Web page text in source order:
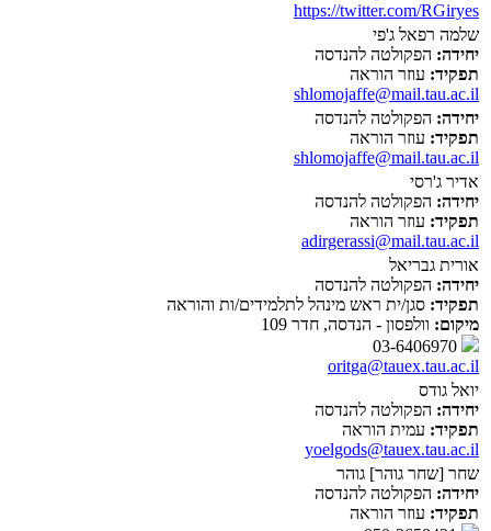
https://twitter.com/RGiryes
שלמה רפאל ג'פי
יחידה: הפקולטה להנדסה
תפקיד: עוזר הוראה
shlomojaffe@mail.tau.ac.il
יחידה: הפקולטה להנדסה
תפקיד: עוזר הוראה
shlomojaffe@mail.tau.ac.il
אדיר ג'רסי
יחידה: הפקולטה להנדסה
תפקיד: עוזר הוראה
adirgerassi@mail.tau.ac.il
אורית גבריאל
יחידה: הפקולטה להנדסה
תפקיד: סגן/ית ראש מינהל לתלמידים/ות והוראה
מיקום: וולפסון - הנדסה, חדר 109
oritga@tauex.tau.ac.il
יואל גודס
יחידה: הפקולטה להנדסה
תפקיד: עמית הוראה
yoelgods@tauex.tau.ac.il
שחר [שחר גוהר] גוהר
יחידה: הפקולטה להנדסה
תפקיד: עוזר הוראה